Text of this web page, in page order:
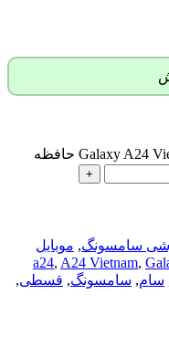
گوشی موبایل سامسونگ مدل Galaxy A24 Vietnam حافظه
سامسونگ, موبایل
a24, A24 Vietnam,
سام, سامسونگ, قسطی,